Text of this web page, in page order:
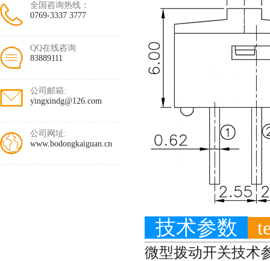
技术参数
微型拨动开关技术
全国咨询热线：
0769-3337 3777
QQ在线咨询
83889111
公司邮箱:
yingxindg@126.com
公司网址:
www.bodongkaiguan.cn